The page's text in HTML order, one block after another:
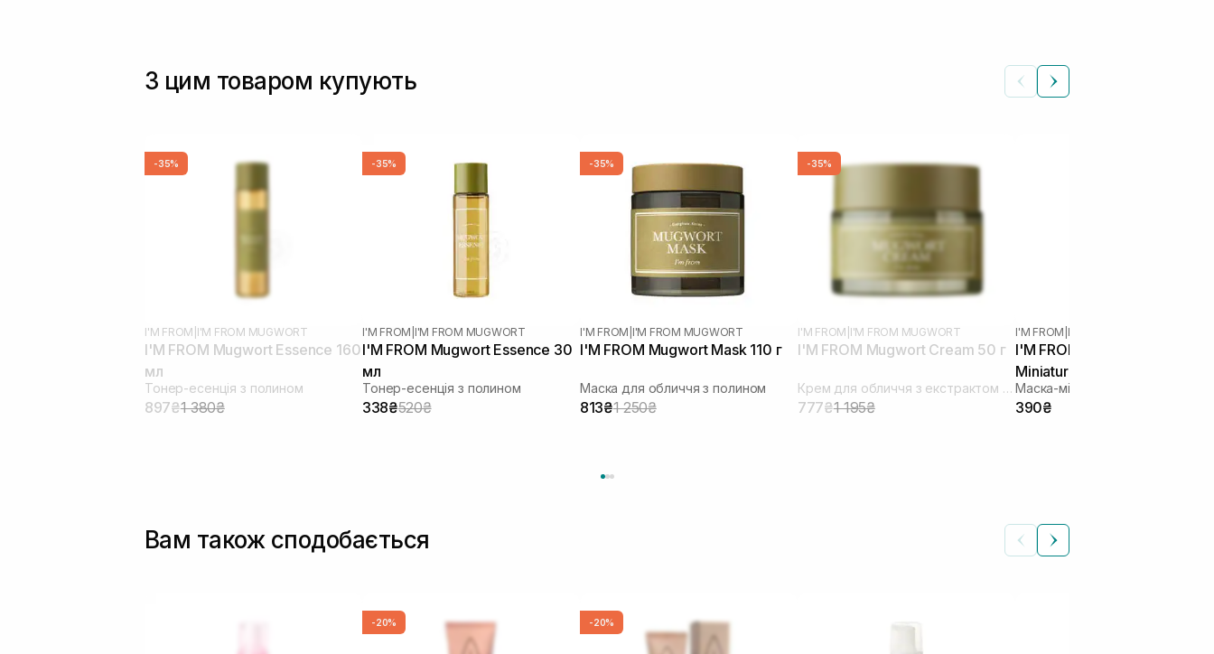
З цим товаром купують
-35%
I'M FROM I'M FROM MUGWORT
I'M FROM Mugwort Essence 160
мл
Тонер-есенція з полином
897₴1 380₴
-35%
I'M FROM I'M FROM MUGWORT
I'M FROM Mugwort Essence 30
мл
Тонер-есенція з полином
338₴520₴
-35%
I'M FROM I'M FROM MUGWORT
I'M FROM Mugwort Mask 110 г
Маска для обличчя з полином
813₴1 250₴
-35%
I'M FROM I'M FROM MUGWORT
I'M FROM Mugwort Cream 50 г
Крем для обличчя з екстрактом полині
777₴1 195₴
I'M FROM I'M FROM MUGWORT
I'M FROM Mugwort Mask
Miniature 30 г
Маска-міні для обличчя
390₴
Вам також сподобається
-20% -20%